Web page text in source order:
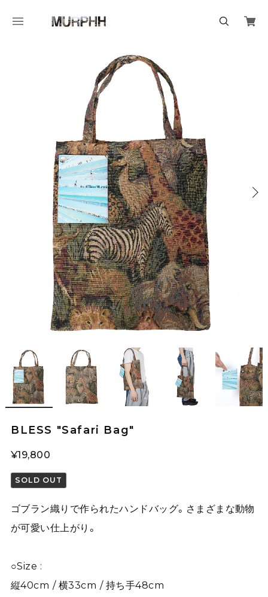
BLESS "Safari Bag"
¥19,800
SOLD OUT
ゴブラン織りで作られたハンドバッグ。さまざまな動物
が可愛い仕上がり。
○Size :
縦40cm / 横33cm / 持ち手48cm